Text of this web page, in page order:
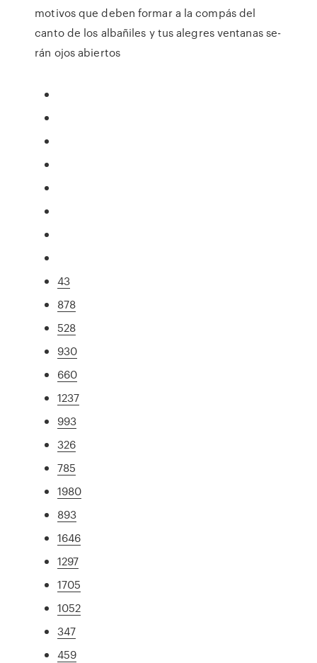
motivos que deben formar a la compás del
canto de los albañiles y tus alegres ventanas se-
rán ojos abiertos
43
878
528
930
660
1237
993
326
785
1980
893
1646
1297
1705
1052
347
459